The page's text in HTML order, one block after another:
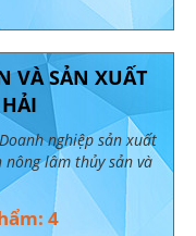
VÀ SẢN XUẤT
nghiệp sản xuất
lâm thủy sản và
4